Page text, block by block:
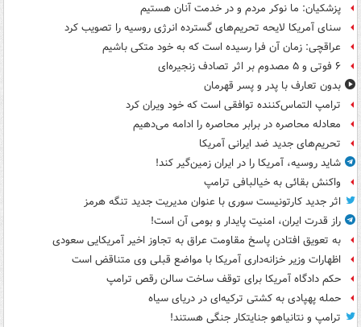
پزشکیان: ما نوکر مردم و در خدمت آنان هستیم
سنای آمریکا لایحه تحریم‌های گسترده انرژی روسیه را تصویب کرد
عراقچی: زمان آن فرا رسیده است که به خود متکی باشیم
۶ فوتی و ۵ مصدوم بر اثر تصادف زنجیره‌ای
بدون تعارف با پدر و پسر قهرمان
ترامپ التماس‌کننده توافقی است که خود ویران کرد
معادله محاصره در برابر محاصره را ادامه می‌دهیم
تحریم‌های جدید ضد ایرانی آمریکا
شاید روسیه، آمریکا را در ایران زمین‌گیر کند!
واکنش بقائی به خیالبافی ترامپ
اثر جدید کارتونیست سوری با عنوان مدیریت جدید تنگه هرمز
راز قدرت ایران، امنیت پایدار و بومی آن است!
به تعویق افتادن پاسخ مقاومت عراق به تجاوز اخیر آمریکایی سعودی
اظهارات وزیر خزانه‌داری آمریکا با مواضع قبلی وی متناقض است
حکم دادگاه آمریکا برای توقف ساخت سالن رقص ترامپ
حمله پهپادی به کشتی ترکیه‌ای در دریای سیاه
ترامپ و نتانیاهو جنایتکار جنگی هستند!